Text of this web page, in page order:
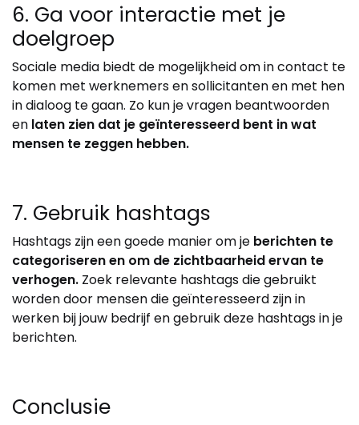
6. Ga voor interactie met je
doelgroep
Sociale media biedt de mogelijkheid om in contact te
komen met werknemers en sollicitanten en met hen
in dialoog te gaan. Zo kun je vragen beantwoorden
en laten zien dat je geïnteresseerd bent in wat
mensen te zeggen hebben.
7. Gebruik hashtags
Hashtags zijn een goede manier om je berichten te
categoriseren en om de zichtbaarheid ervan te
verhogen. Zoek relevante hashtags die gebruikt
worden door mensen die geïnteresseerd zijn in
werken bij jouw bedrijf en gebruik deze hashtags in je
berichten.
Conclusie